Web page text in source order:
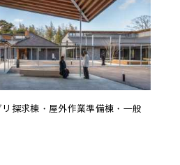
探求棟・屋外作業準備棟・一般